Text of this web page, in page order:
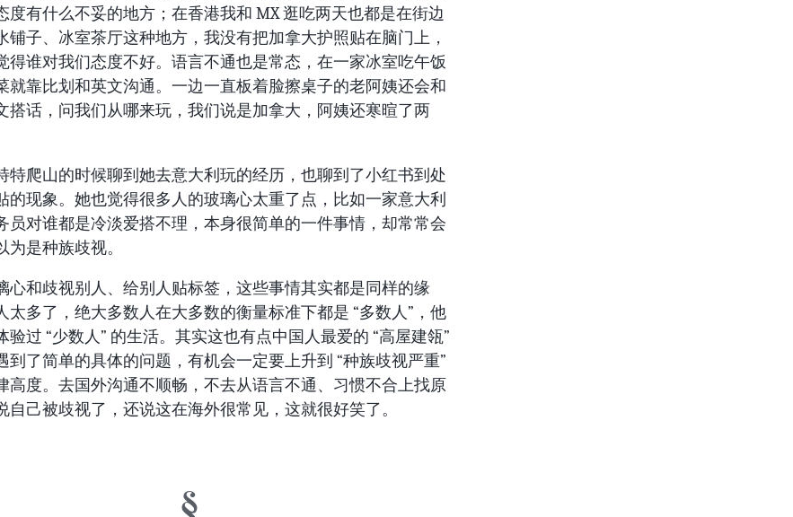
度有什么不妥的地方；在香港我和 MX 逛吃两天也都是在街边
铺子、冰室茶厅这种地方，我没有把加拿大护照贴在脑门上，
得谁对我们态度不好。语言不通也是常态，在一家冰室吃午饭
就靠比划和英文沟通。一边一直板着脸擦桌子的老阿姨还会和
搭话，问我们从哪来玩，我们说是加拿大，阿姨还寒暄了两
特爬山的时候聊到她去意大利玩的经历，也聊到了小红书到处
的现象。她也觉得很多人的玻璃心太重了点，比如一家意大利
员对谁都是冷淡爱搭不理，本身很简单的一件事情，却常常会
为是种族歧视。
心和歧视别人、给别人贴标签，这些事情其实都是同样的缘
太多了，绝大多数人在大多数的衡量标准下都是 “多数人”，他
验过 “少数人” 的生活。其实这也有点中国人最爱的 “高屋建瓴”
到了简单的具体的问题，有机会一定要上升到 “种族歧视严重”
高度。去国外沟通不顺畅，不去从语言不通、习惯不合上找原
自己被歧视了，还说这在海外很常见，这就很好笑了。